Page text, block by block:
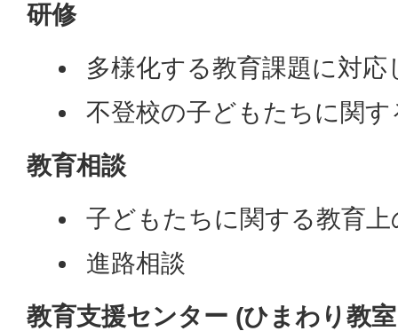
研修
多様化する教育課題に対応
不登校の子どもたちに関
教育相談
子どもたちに関する教育
進路相談
教育支援センター (ひまわり教